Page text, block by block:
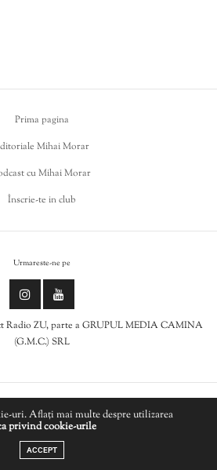
JON MALKIN - Bag Into Bag
Prima pagina
Mihai Morar
cu Mihai Morar
Înscrie-te in club
Urmareste-ne pe
Radio ZU, parte a GRUPUL MEDIA CAMINA
(G.M.C.) SRL
Politica de cookies
de confidențialitate
uri. Aflați mai multe despre utilizarea
privind cookie-urile
ACCEPT